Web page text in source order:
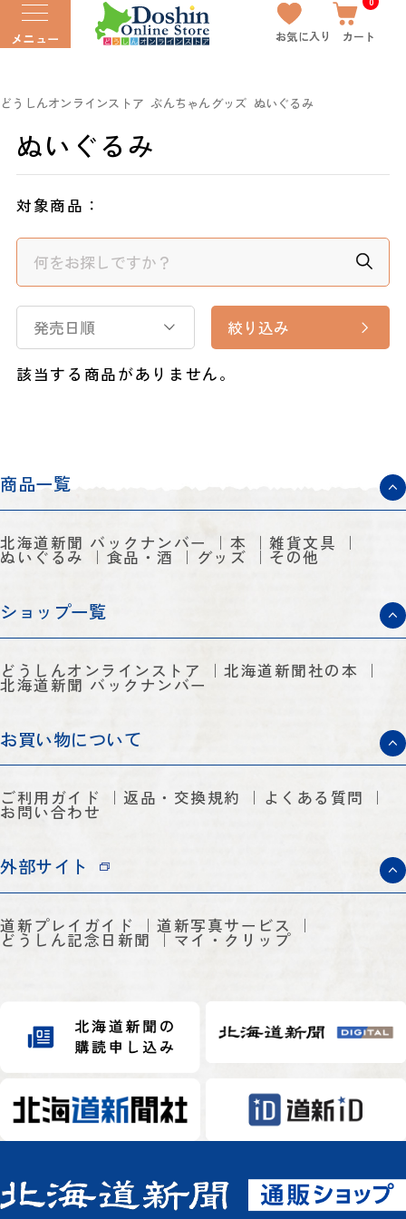
メニュー お気に入り カート
どうしんオンラインストア ぶんちゃんグッズ ぬいぐるみ
ぬいぐるみ
対象商品：
発売日順 絞り込み
該当する商品がありません。
商品一覧
北海道新聞 バックナンバー 本 雑貨文具
ぬいぐるみ 食品・酒 グッズ その他
ショップ一覧
どうしんオンラインストア 北海道新聞社の本
北海道新聞 バックナンバー
お買い物について
ご利用ガイド 返品・交換規約 よくある質問
お問い合わせ
外部サイト
道新プレイガイド 道新写真サービス
どうしん記念日新聞 マイ・クリップ